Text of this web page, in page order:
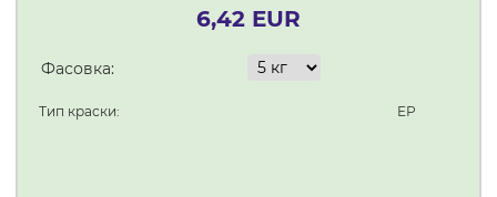
6,42 EUR
Фасовка:
Тип краски: ЕР